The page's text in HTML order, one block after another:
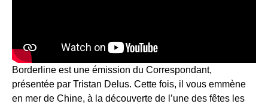
Borderline est une émission du Correspondant,
présentée par Tristan Delus. Cette fois, il vous emmène
en mer de Chine, à la découverte de l’une des fêtes les